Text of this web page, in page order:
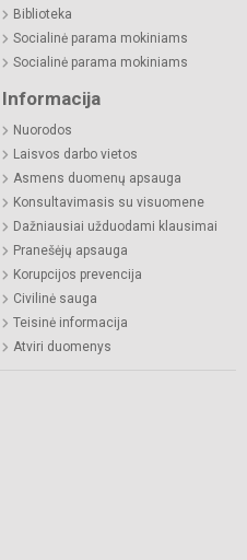
Biblioteka
Socialinė parama mokiniams
Socialinė parama mokiniams
Informacija
Nuorodos
Laisvos darbo vietos
Asmens duomenų apsauga
Konsultavimasis su visuomene
Dažniausiai užduodami klausimai
Pranešėjų apsauga
Korupcijos prevencija
Civilinė sauga
Teisinė informacija
Atviri duomenys